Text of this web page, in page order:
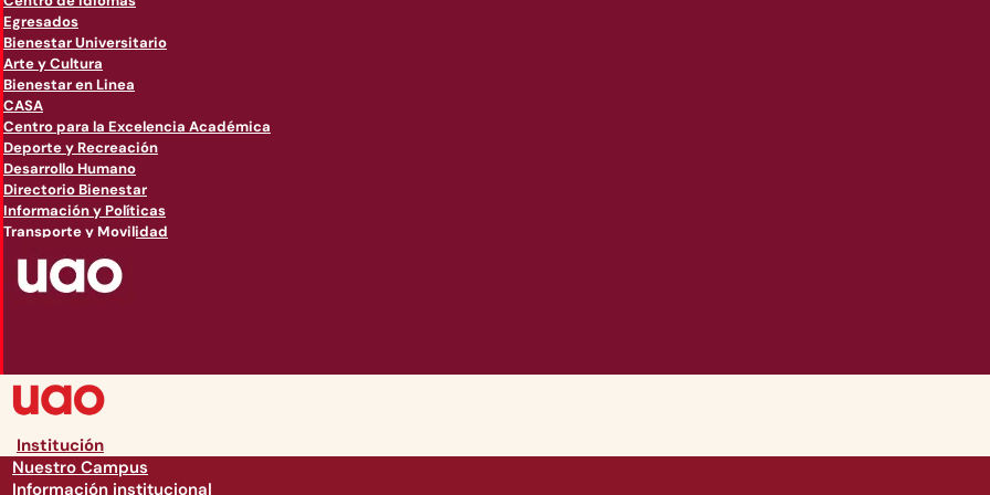
Egresados
Bienestar Universitario
Arte y Cultura
Bienestar en Linea
CASA
Centro para la Excelencia Académica
Deporte y Recreación
Desarrollo Humano
Directorio Bienestar
Información y Políticas
Transporte y Movilidad
Institución
Nuestro Campus
Información institucional